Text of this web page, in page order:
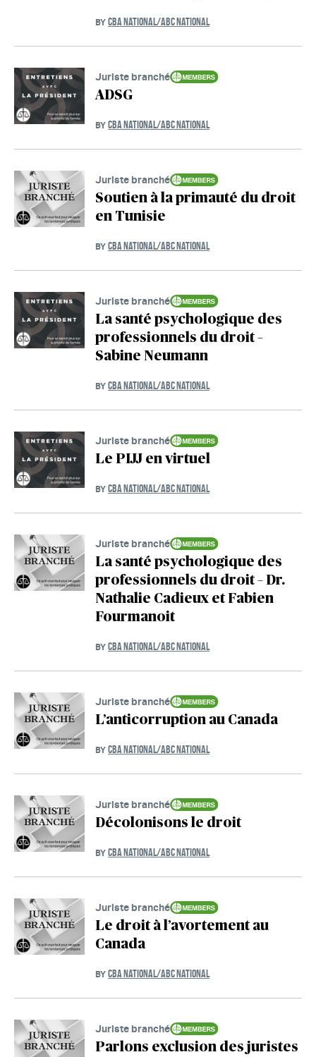
BY CBA NATIONAL/ABC NATIONAL
Juriste branché
ADSG
BY CBA NATIONAL/ABC NATIONAL
Juriste branché
Soutien à la primauté du droit
en Tunisie
BY CBA NATIONAL/ABC NATIONAL
Juriste branché
La santé psychologique des
professionnels du droit –
Sabine Neumann
BY CBA NATIONAL/ABC NATIONAL
Juriste branché
Le PIJJ en virtuel
BY CBA NATIONAL/ABC NATIONAL
Juriste branché
La santé psychologique des
professionnels du droit – Dr.
Nathalie Cadieux et Fabien
Fourmanoit
BY CBA NATIONAL/ABC NATIONAL
Juriste branché
L’anticorruption au Canada
BY CBA NATIONAL/ABC NATIONAL
Juriste branché
Décolonisons le droit
BY CBA NATIONAL/ABC NATIONAL
Juriste branché
Le droit à l’avortement au
Canada
BY CBA NATIONAL/ABC NATIONAL
Juriste branché
Parlons exclusion des juristes